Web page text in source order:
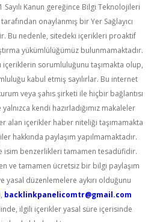
Sayılı Kanun gereğince Bilgi Teknolojileri
onaylanmış bir Yer Sağlayıcı
Bu nedenle, sitedeki içerikleri proaktif
yükümlülüğümüz bulunmamaktadır.
içeriklerin sorumluluğunu taşımakta olup,
kabul etmiş sayılırlar. Bu internet
veya şahıs şirketi ile hiçbir bağlantısı
kendi hazırladığımız makaleler
alan içerikler haber niteliği taşımamakta
hakkında paylaşım yapılmamaktadır.
isim benzerlikleri tamamen tesadüfidir.
ve tamamen ücretsiz bir bilgi paylaşım
yasal düzenlemelere aykırı olduğunu
backlinkpanelicomtr@gmail.com
ilgili içerikler yasal süre içerisinde